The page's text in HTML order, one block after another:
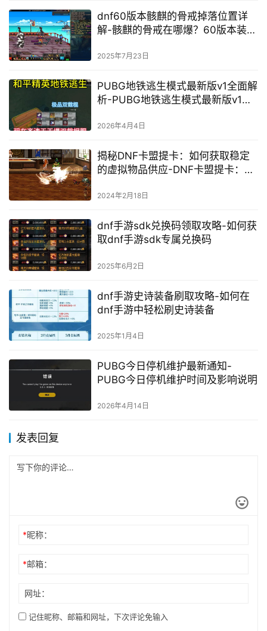
dnf60版本骸麒的骨戒掉落位置详
解-骸麒的骨戒在哪爆？60版本装备
2025年7月23日
PUBG地铁逃生模式最新版v1全面解
析-PUBG地铁逃生模式最新版v1玩
2026年4月4日
揭秘DNF卡盟提卡：如何获取稳定
的虚拟物品供应-DNF卡盟提卡：游
2024年2月18日
dnf手游sdk兑换码领取攻略-如何获
取dnf手游sdk专属兑换码
2025年6月2日
dnf手游史诗装备刷取攻略-如何在
dnf手游中轻松刷史诗装备
2025年1月4日
PUBG今日停机维护最新通知-
PUBG今日停机维护时间及影响说明
2026年4月14日
发表回复
*昵称：
*邮箱：
网址：
记住昵称、邮箱和网址，下次评论免输入